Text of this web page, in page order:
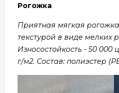
Рогожка
Приятная мягкая
текстурой в виде мелких
Износостойкость - 50 000
г/м2. Состав: полиэстер